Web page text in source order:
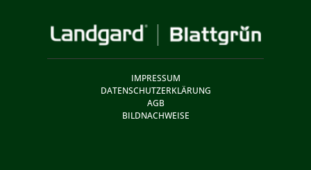
IMPRESSUM
DATENSCHUTZERKLÄRUNG
AGB
BILDNACHWEISE